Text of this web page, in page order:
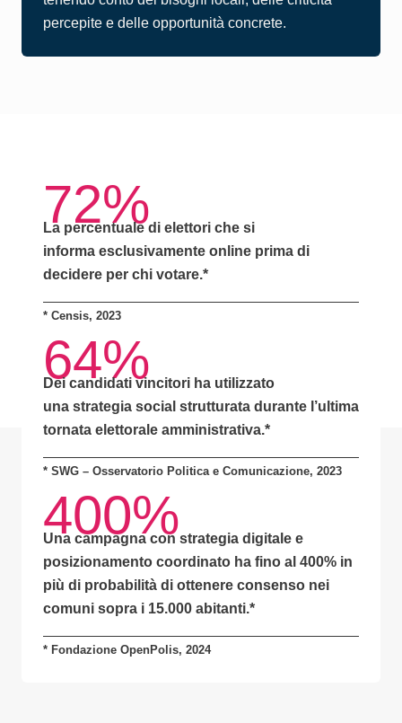
percepite e delle opportunità concrete.
72%
La percentuale di elettori che si
informa esclusivamente online prima di
decidere per chi votare.*
* Censis, 2023
64%
Dei candidati vincitori ha utilizzato
una strategia social strutturata durante l’ultima
tornata elettorale amministrativa.*
* SWG – Osservatorio Politica e Comunicazione, 2023
400%
Una campagna con strategia digitale e
posizionamento coordinato ha fino al 400% in
più di probabilità di ottenere consenso nei
comuni sopra i 15.000 abitanti.*
* Fondazione OpenPolis, 2024